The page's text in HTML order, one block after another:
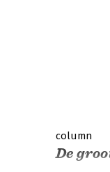
column
De